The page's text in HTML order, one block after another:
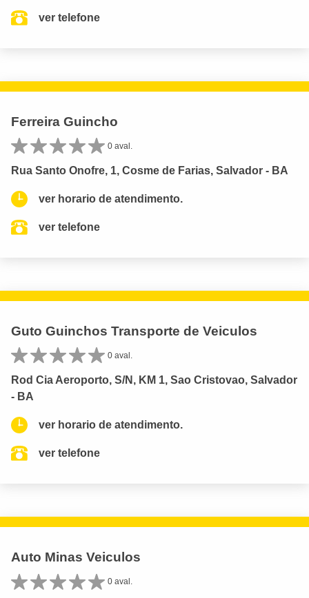
ver telefone
Ferreira Guincho
0 aval.
Rua Santo Onofre, 1, Cosme de Farias, Salvador - BA
ver horario de atendimento.
ver telefone
Guto Guinchos Transporte de Veiculos
0 aval.
Rod Cia Aeroporto, S/N, KM 1, Sao Cristovao, Salvador
- BA
ver horario de atendimento.
ver telefone
Auto Minas Veiculos
0 aval.